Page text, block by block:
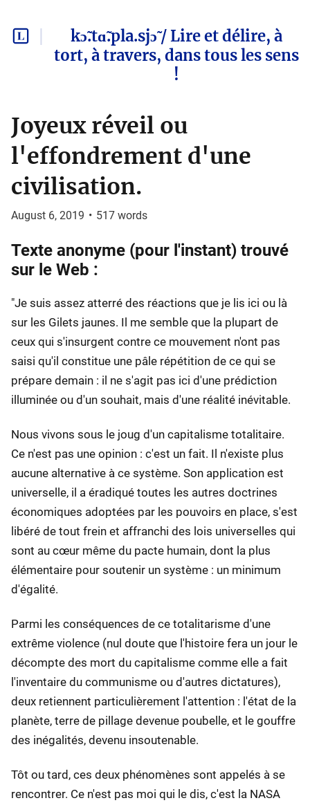
kɔ̃.tɑ̃.pla.sjɔ̃ / Lire et délire, à
tort, à travers, dans tous les sens
!
Joyeux réveil ou
l'effondrement d'une
civilisation.
August 6, 2019 • 517 words
Texte anonyme (pour l'instant) trouvé
sur le Web :
"Je suis assez atterré des réactions que je lis ici ou là
sur les Gilets jaunes. Il me semble que la plupart de
ceux qui s'insurgent contre ce mouvement n'ont pas
saisi qu'il constitue une pâle répétition de ce qui se
prépare demain : il ne s'agit pas ici d'une prédiction
illuminée ou d'un souhait, mais d'une réalité inévitable.
Nous vivons sous le joug d'un capitalisme totalitaire.
Ce n'est pas une opinion : c'est un fait. Il n'existe plus
aucune alternative à ce système. Son application est
universelle, il a éradiqué toutes les autres doctrines
économiques adoptées par les pouvoirs en place, s'est
libéré de tout frein et affranchi des lois universelles qui
sont au cœur même du pacte humain, dont la plus
élémentaire pour soutenir un système : un minimum
d'égalité.
Parmi les conséquences de ce totalitarisme d'une
extrême violence (nul doute que l'histoire fera un jour le
décompte des mort du capitalisme comme elle a fait
l'inventaire du communisme ou d'autres dictatures),
deux retiennent particulièrement l'attention : l'état de la
planète, terre de pillage devenue poubelle, et le gouffre
des inégalités, devenu insoutenable.
Tôt ou tard, ces deux phénomènes sont appelés à se
rencontrer. Ce n'est pas moi qui le dis, c'est la NASA